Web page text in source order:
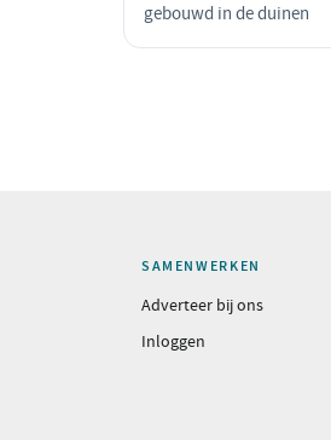
gebouwd in de duinen
SAMENWERKEN
Adverteer bij ons
Inloggen